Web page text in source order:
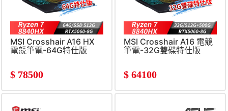
MSI Crosshair A16 HX
電競筆電-64G特仕版
8G/W11)
$ 78500
MSI Crosshair A16 電競
筆電-32G雙碟特仕版
8G)
$ 64100